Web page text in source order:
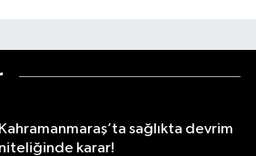
Kahramanmaraş’ta sağlıkta devrim
niteliğinde karar!